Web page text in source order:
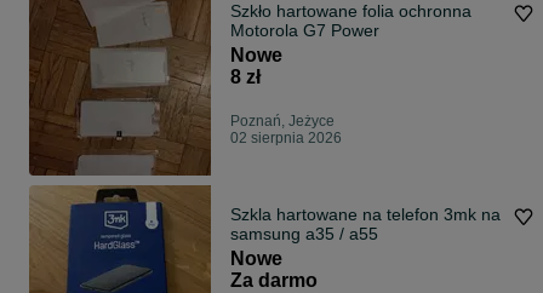
Szkło hartowane folia ochronna
Motorola G7 Power
Nowe
8 zł
Poznań, Jeżyce
02 sierpnia 2026
Szkla hartowane na telefon 3mk na
samsung a35 / a55
Nowe
Za darmo